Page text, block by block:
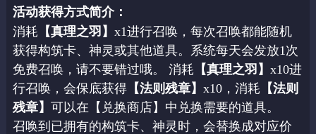
活动获得方式简介：
消耗 【真理之羽】 x1进行召唤，每次召唤都能随机
获得构筑卡、神灵或其他道具。系统每天会发放1次
免费召唤，请不要错过哦。 消耗 【真理之羽】 x10进
行召唤，会保底获得【法则残章】 x10，消耗 【法则
残章】 可以在【兑换商店】中兑换需要的道具。
召唤到已拥有的构筑卡、神灵时，会替换成对应价